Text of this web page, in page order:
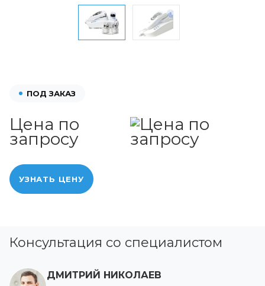
ПОД ЗАКАЗ
Цена по
запросу
УЗНАТЬ ЦЕНУ
Консультация со специалистом
ДМИТРИЙ НИКОЛАЕВ